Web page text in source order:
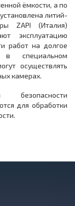
ёмкости, а по
литий-
ZAPI (Италия)
эксплуатацию
работ на долгое
специальном
осуществлять
камерах.
безопасности
для обработки